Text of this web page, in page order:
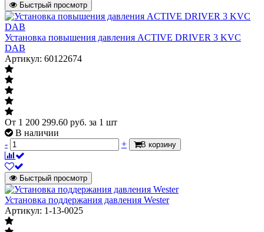
станции
Число используемых насосов
Число используемых насосов
Количество насосов смонтированных
на общей раме станции
Номинальное давление
Номинальный ток
Защита от "сухого" хода
Материал трубопровода
нержавеющая
Номинальная мощность одного насоса
в установке
Материал проточной части насоса
Материал проточной части насоса
Быстрый просмотр
Установка повышения давления ACTIVE DRIVER 3 KVC
DAB
Артикул: 60122674
От 1 200 299.60 руб. за 1 шт
В наличии
-
+ В корзину
Быстрый просмотр
Установка поддержания давления Wester
Артикул: 1-13-0025